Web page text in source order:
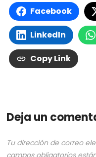
Facebook
LinkedIn
Copy Link
Deja un
Tu dirección de correo